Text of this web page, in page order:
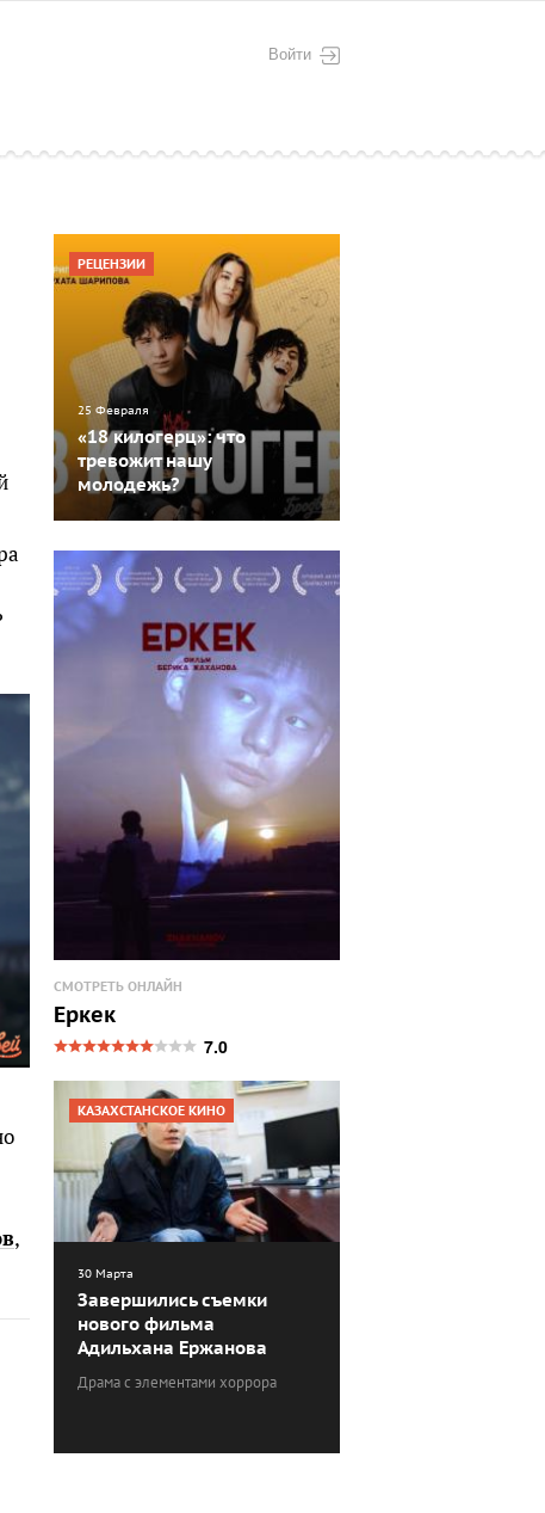
Войти
,
РЕЦЕНЗИИ
25 Февраля
«18 килогерц»: что
тревожит нашу
молодежь?
СМОТРЕТЬ ОНЛАЙН
Еркек
7.0
КАЗАХСТАНСКОЕ КИНО
30 Марта
Завершились съемки
нового фильма
Адильхана Ержанова
Драма с элементами хоррора